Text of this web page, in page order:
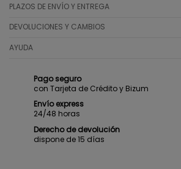
PLAZOS DE ENVÍO Y ENTREGA
DEVOLUCIONES Y CAMBIOS
AYUDA
Pago seguro
con Tarjeta de Crédito y Bizum
Envío express
24/48 horas
Derecho de devolución
dispone de 15 días